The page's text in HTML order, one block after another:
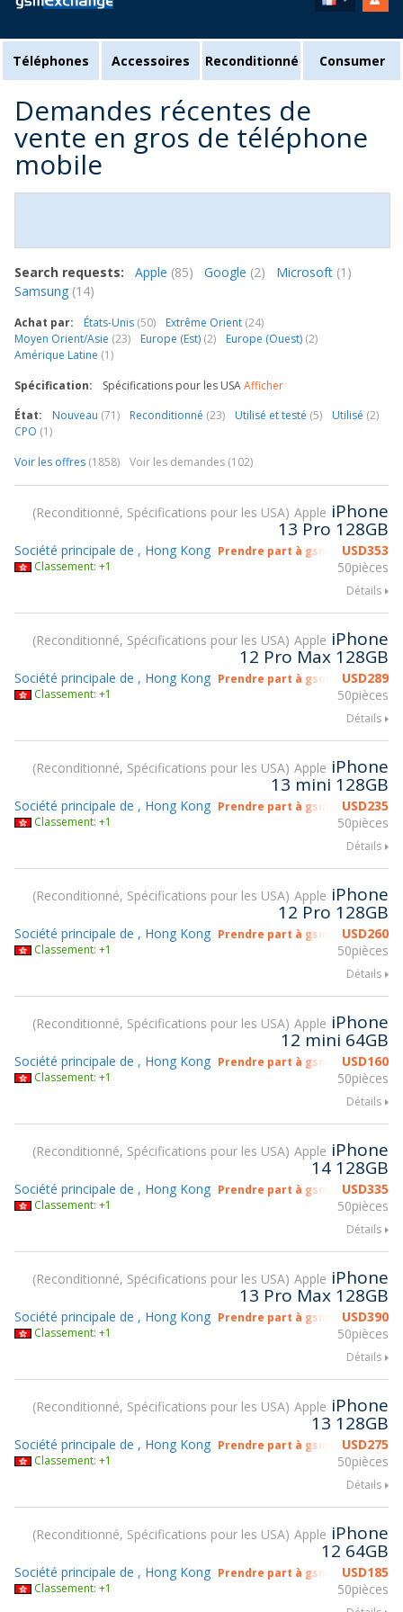
Téléphones Accessoires Reconditionné Consumer
Demandes récentes de
vente en gros de téléphone
mobile
Search requests: Apple (85) Google (2) Microsoft (1)
Samsung (14)
Achat par: États-Unis (50) Extrême Orient (24)
Moyen Orient/Asie (23) Europe (Est) (2) Europe (Ouest) (2)
Amérique Latine (1)
Spécification:
Spécifications pour les USAAfficher
État:
Nouveau (71) Reconditionné (23) Utilisé et testé (5) Utilisé (2)
CPO (1)
Voir les offres (1858) Voir les demandes (102)
Reconditionné, Spécifications pour les USA Apple iPhone
13 Pro 128GB
USD353
50pièces
Société principale de , Hong Kong Prendre part à gsmX Hong Kong
Classement: +1
Détails
Reconditionné, Spécifications pour les USA Apple iPhone
12 Pro Max 128GB
USD289
50pièces
Société principale de , Hong Kong Prendre part à gsmX Hong Kong
Classement: +1
Détails
Reconditionné, Spécifications pour les USA Apple iPhone
13 mini 128GB
USD235
50pièces
Société principale de , Hong Kong Prendre part à gsmX Hong Kong
Classement: +1
Détails
Reconditionné, Spécifications pour les USA Apple iPhone
12 Pro 128GB
USD260
50pièces
Société principale de , Hong Kong Prendre part à gsmX Hong Kong
Classement: +1
Détails
Reconditionné, Spécifications pour les USA Apple iPhone
12 mini 64GB
USD160
50pièces
Société principale de , Hong Kong Prendre part à gsmX Hong Kong
Classement: +1
Détails
Reconditionné, Spécifications pour les USA Apple iPhone
14 128GB
USD335
50pièces
Société principale de , Hong Kong Prendre part à gsmX Hong Kong
Classement: +1
Détails
Reconditionné, Spécifications pour les USA Apple iPhone
13 Pro Max 128GB
USD390
50pièces
Société principale de , Hong Kong Prendre part à gsmX Hong Kong
Classement: +1
Détails
Reconditionné, Spécifications pour les USA Apple iPhone
13 128GB
USD275
50pièces
Société principale de , Hong Kong Prendre part à gsmX Hong Kong
Classement: +1
Détails
Reconditionné, Spécifications pour les USA Apple iPhone
12 64GB
USD185
50pièces
Société principale de , Hong Kong Prendre part à gsmX Hong Kong
Classement: +1